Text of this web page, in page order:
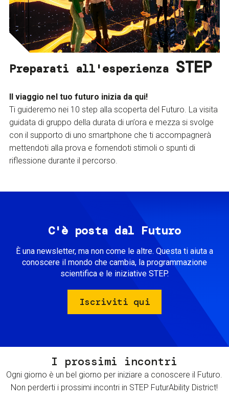
Preparati all'esperienza STEP
Il viaggio nel tuo futuro inizia da qui!
Ti guideremo nei 10 step alla scoperta del Futuro. La visita
guidata di gruppo della durata di un’ora e mezza si svolge
con il supporto di uno smartphone che ti accompagnerà
mettendoti alla prova e fornendoti stimoli o spunti di
riflessione durante il percorso.
C'è posta dal Futuro
È una newsletter, ma non come le altre. Questa ti aiuta a
conoscere il mondo che cambia, la programmazione
scientifica e le iniziative STEP.
Iscriviti qui
I prossimi incontri
Ogni giorno è un bel giorno per iniziare a conoscere il Futuro.
Non perderti i prossimi incontri in STEP FuturAbility District!